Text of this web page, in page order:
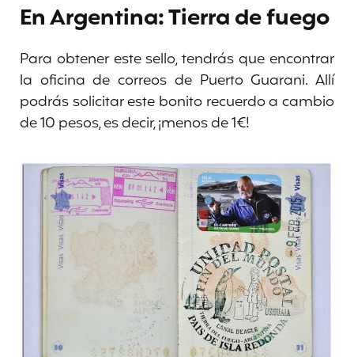
En Argentina: Tierra de fuego
Para obtener este sello, tendrás que encontrar
la oficina de correos de Puerto Guarani. Allí
podrás solicitar este bonito recuerdo a cambio
de 10 pesos, es decir, ¡menos de 1€!